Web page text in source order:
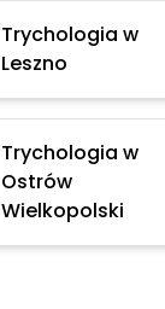
Trychologia w
Leszno
Trychologia w
Ostrów
Wielkopolski